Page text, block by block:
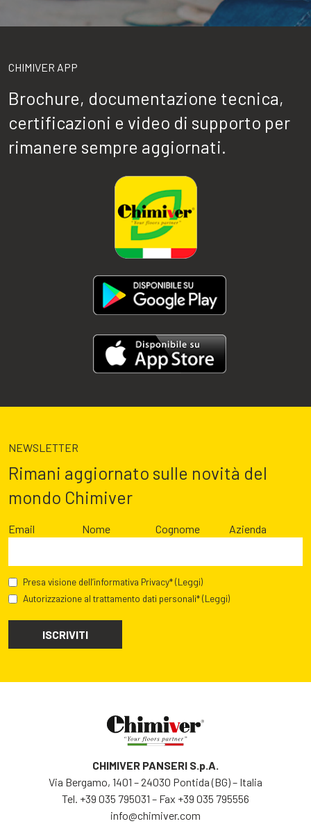
CHIMIVER APP
Brochure, documentazione tecnica,
certificazioni e video di supporto per
rimanere sempre aggiornati.
NEWSLETTER
Rimani aggiornato sulle novità del
mondo Chimiver
Email Nome Cognome Azienda
Presa visione dell’informativa Privacy*(Leggi)
Autorizzazione al trattamento dati personali*(Leggi)
CHIMIVER PANSERI S.p.A.
Via Bergamo, 1401 – 24030 Pontida (BG) – Italia
Tel. +39 035 795031 – Fax +39 035 795556
info@chimiver.com